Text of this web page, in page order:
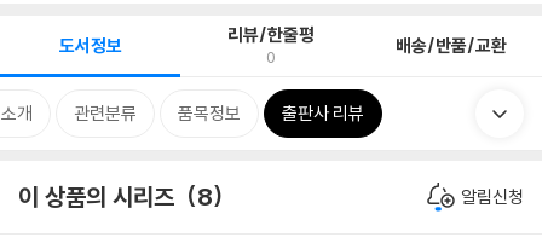
도서정보 리뷰/한줄평
0 배송/반품/교환
개 관련분류 품목정보 출판사 리뷰
이 상품의 시리즈 8 알림신청